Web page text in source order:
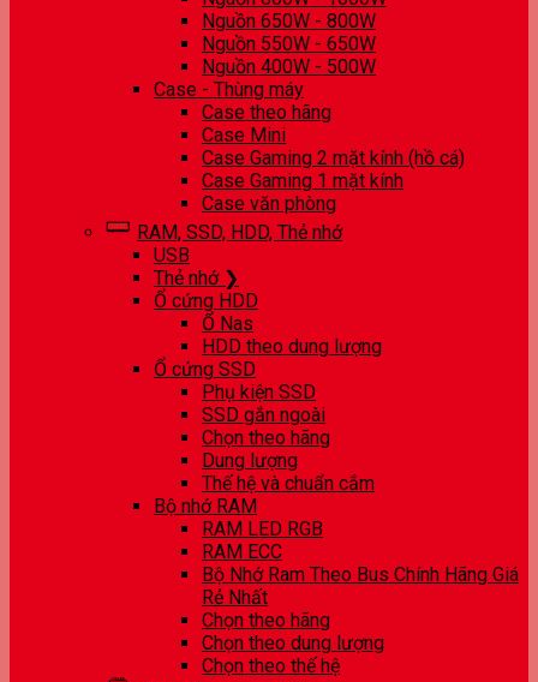
Nguồn 650W - 800W
Nguồn 550W - 650W
Nguồn 400W - 500W
Case - Thùng máy
Case theo hãng
Case Mini
Case Gaming 2 mặt kính (hồ cá)
Case Gaming 1 mặt kính
Case văn phòng
RAM, SSD, HDD, Thẻ nhớ
USB
Thẻ nhớ ❯
Ổ cứng HDD
Ổ Nas
HDD theo dung lượng
Ổ cứng SSD
Phụ kiện SSD
SSD gắn ngoài
Chọn theo hãng
Dung lượng
Thế hệ và chuẩn cắm
Bộ nhớ RAM
RAM LED RGB
RAM ECC
Bộ Nhớ Ram Theo Bus Chính Hãng Giá
Rẻ Nhất
Chọn theo hãng
Chọn theo dung lượng
Chọn theo thế hệ